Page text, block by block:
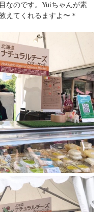
なのです。Yuiちゃんが素
えてくれるますよ〜＊